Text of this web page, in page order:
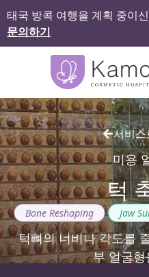
태국 방콕 여행을 계획 중이
문의하기
서비
미용
턱
Bone Reshaping , Jaw
턱뼈의 너비나 각도를
부 얼굴